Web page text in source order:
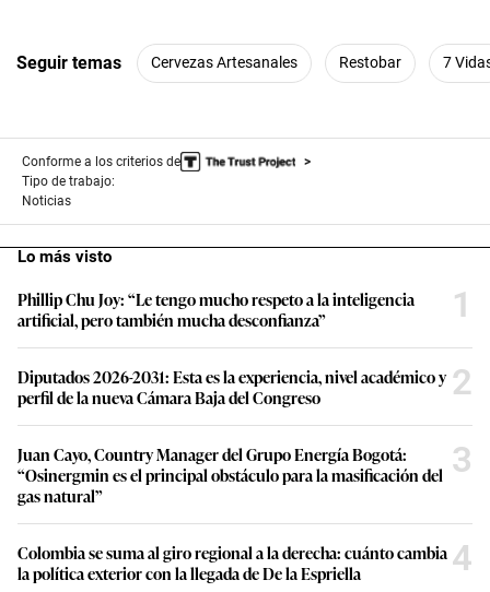
Seguir temas Cervezas Artesanales Restobar 7
Conforme a los criterios de
Tipo de trabajo:
Noticias
Lo más visto
Phillip Chu Joy: “Le tengo mucho respeto a la inteligencia
artificial, pero también mucha desconfianza”
1
Diputados 2026-2031: Esta es la experiencia, nivel académico y
perfil de la nueva Cámara Baja del Congreso
2
Juan Cayo, Country Manager del Grupo Energía Bogotá:
“Osinergmin es el principal obstáculo para la masificación del
gas natural”
3
Colombia se suma al giro regional a la derecha: cuánto cambia
la política exterior con la llegada de De la Espriella
4